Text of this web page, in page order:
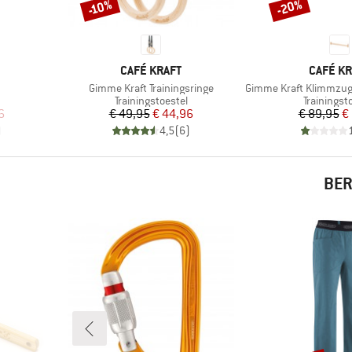
prijs
MERK
CAFÉ KRAFT
Artikel
Gimme Kraft Trainingsringe
Productgroep
Trainingstoestel
Prijs
€ 49,95Verlaagde prijs
€ 44,96
4,5(6)
Korting
-10%
MERK
CAFÉ
Artikel
Gimme Kraft
€ 89,95€
Korting
-20%